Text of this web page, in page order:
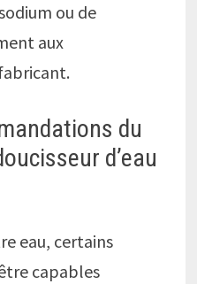
ou de
aux
du
d’eau
eau, certains
capables